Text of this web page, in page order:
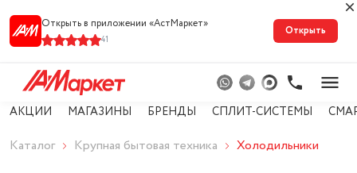
Открыть в приложении «АстМарке‪т‬»
41
Открыть
АКЦИИ МАГАЗИНЫ БРЕНДЫ СПЛИТ-СИСТЕМЫ
Каталог Крупная бытовая техника Холодильники